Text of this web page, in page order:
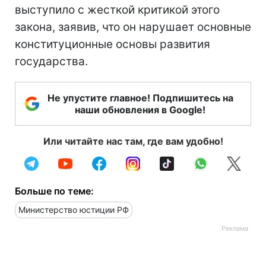
выступило с жесткой критикой этого
закона, заявив, что он нарушает основные
конституционные основы развития
государства.
Не упустите главное! Подпишитесь на
наши обновления в Google!
Или читайте нас там, где вам удобно!
Больше по теме:
Министерство юстиции РФ